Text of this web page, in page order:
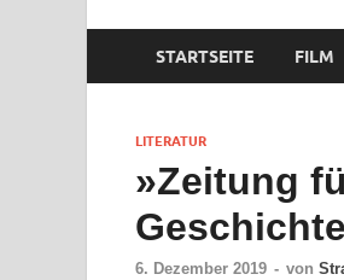
STARTSEITE FILM
LITERATUR
»Zeitung
6. Dezember 2019 - von